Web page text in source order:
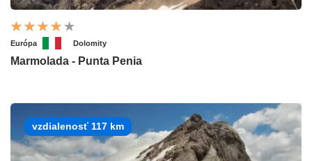
Európa Dolomity
Marmolada - Punta Penia
vzdialenosť 117 km